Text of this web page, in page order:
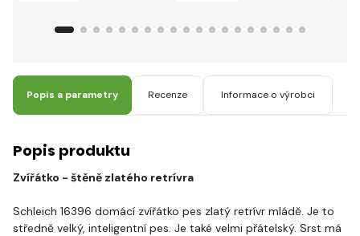
Popis a parametry Recenze Informace o výrobci
Popis produktu
Zvířátko - štěně zlatého retrívra
Schleich 16396 domácí zvířátko pes zlatý retrívr mládě. Je to
středně velký, inteligentní pes. Je také velmi přátelský. Srst má